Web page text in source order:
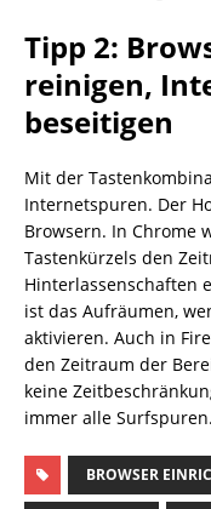
Tipp 2:
reinigen,
beseitigen
Mit der
Internetspuren. Der
Browsern. In Chrome
Tastenkürzels den
Hinterlassenschaften
ist das Aufräumen,
aktivieren. Auch in
den Zeitraum der
keine
immer alle Surfspuren.
BROWSER